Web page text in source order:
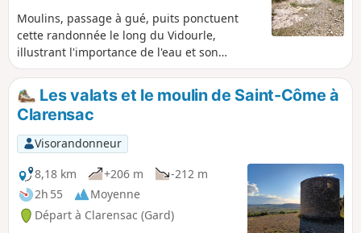
Moulins, passage à gué, puits ponctuent
cette randonnée le long du Vidourle,
illustrant l'importance de l'eau et son
utilisation.
Les valats et le moulin de Saint-Côme à
Clarensac
Visorandonneur
8,18 km
+206 m
-212 m
2h 55
Moyenne
Départ à Clarensac (Gard)